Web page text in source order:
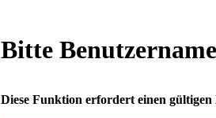
Bitte
Diese Funktion erfordert einen